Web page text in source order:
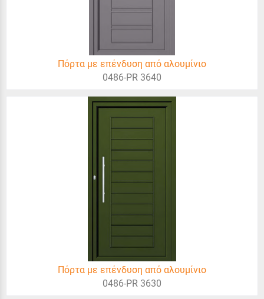
Πόρτα με επένδυση από αλουμίνιο
0486-PR 3640
Πόρτα με επένδυση από αλουμίνιο
0486-PR 3630